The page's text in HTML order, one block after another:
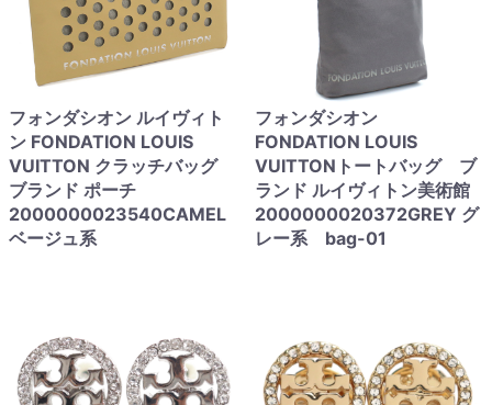
フォンダシオン ルイヴィト
ン FONDATION LOUIS
VUITTON クラッチバッグ
ブランド ポーチ
2000000023540CAMEL
ベージュ系
フォンダシオン
FONDATION LOUIS
VUITTONトートバッグ ブ
ランド ルイヴィトン美術館
2000000020372GREY グ
レー系 bag-01